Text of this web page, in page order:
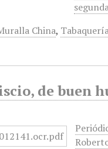
China,
de buen